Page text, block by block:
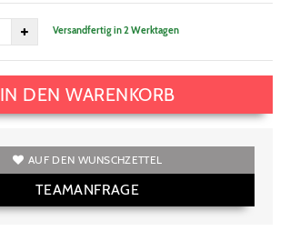
Versandfertig in 2 Werktagen
IN DEN WARENKORB
AUF DEN WUNSCHZETTEL
TEAMANFRAGE